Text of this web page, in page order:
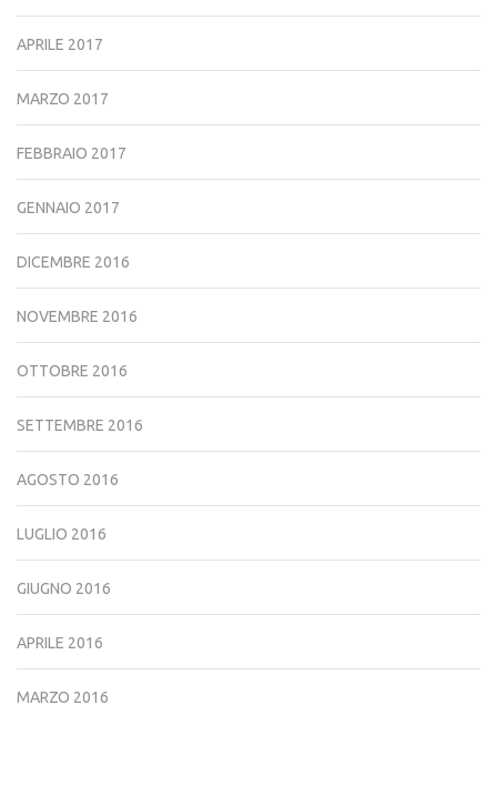
APRILE 2017
MARZO 2017
FEBBRAIO 2017
GENNAIO 2017
DICEMBRE 2016
NOVEMBRE 2016
OTTOBRE 2016
SETTEMBRE 2016
AGOSTO 2016
LUGLIO 2016
GIUGNO 2016
APRILE 2016
MARZO 2016